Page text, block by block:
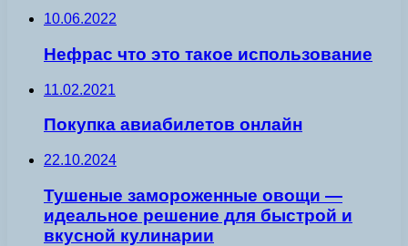
10.06.2022
Нефрас что это такое использование
11.02.2021
Покупка авиабилетов онлайн
22.10.2024
Тушеные замороженные овощи —
идеальное решение для быстрой и
вкусной кулинарии